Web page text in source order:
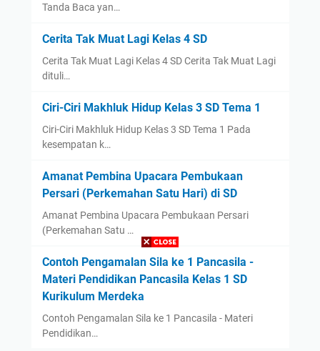
Tanda Baca yan…
Cerita Tak Muat Lagi Kelas 4 SD
Cerita Tak Muat Lagi Kelas 4 SD Cerita Tak Muat Lagi
dituli…
Ciri-Ciri Makhluk Hidup Kelas 3 SD Tema 1
Ciri-Ciri Makhluk Hidup Kelas 3 SD Tema 1 Pada
kesempatan k…
Amanat Pembina Upacara Pembukaan
Persari (Perkemahan Satu Hari) di SD
Amanat Pembina Upacara Pembukaan Persari
(Perkemahan Satu …
Contoh Pengamalan Sila ke 1 Pancasila -
Materi Pendidikan Pancasila Kelas 1 SD
Kurikulum Merdeka
Contoh Pengamalan Sila ke 1 Pancasila - Materi
Pendidikan…